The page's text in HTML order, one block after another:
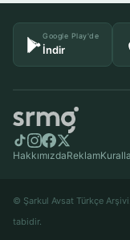
Google Play'de
İndir
HakkımızdaReklam
© Şarkul Avsat Türkçe
tabidir.